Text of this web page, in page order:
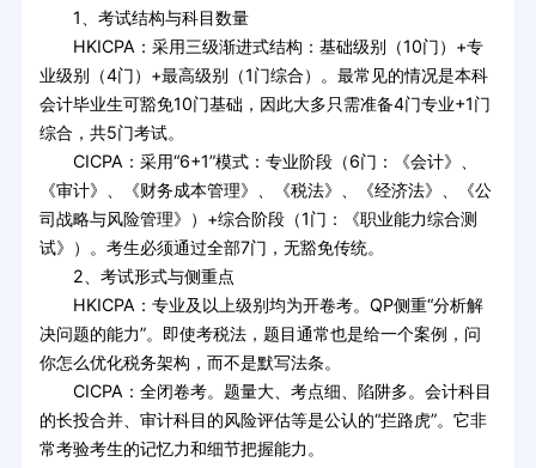
1、考试结构与科目数量
HKICPA：采用三级渐进式结构：基础级别（10门）+专
业级别（4门）+最高级别（1门综合）。最常见的情况是本科
会计毕业生可豁免10门基础，因此大多只需准备4门专业+1门
综合，共5门考试。
CICPA：采用“6+1”模式：专业阶段（6门：《会计》、
《审计》、《财务成本管理》、《税法》、《经济法》、《公
司战略与风险管理》）+综合阶段（1门：《职业能力综合测
试》）。考生必须通过全部7门，无豁免传统。
2、考试形式与侧重点
HKICPA：专业及以上级别均为开卷考。QP侧重“分析解
决问题的能力”。即使考税法，题目通常也是给一个案例，问
你怎么优化税务架构，而不是默写法条。
CICPA：全闭卷考。题量大、考点细、陷阱多。会计科目
的长投合并、审计科目的风险评估等是公认的“拦路虎”。它非
常考验考生的记忆力和细节把握能力。